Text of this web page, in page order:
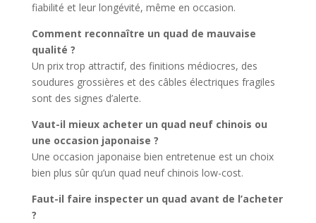
fiabilité et leur longévité, même en occasion.
Comment reconnaître un quad de mauvaise
qualité ?
Un prix trop attractif, des finitions médiocres, des
soudures grossières et des câbles électriques fragiles
sont des signes d’alerte.
Vaut-il mieux acheter un quad neuf chinois ou
une occasion japonaise ?
Une occasion japonaise bien entretenue est un choix
bien plus sûr qu’un quad neuf chinois low-cost.
Faut-il faire inspecter un quad avant de l’acheter
?